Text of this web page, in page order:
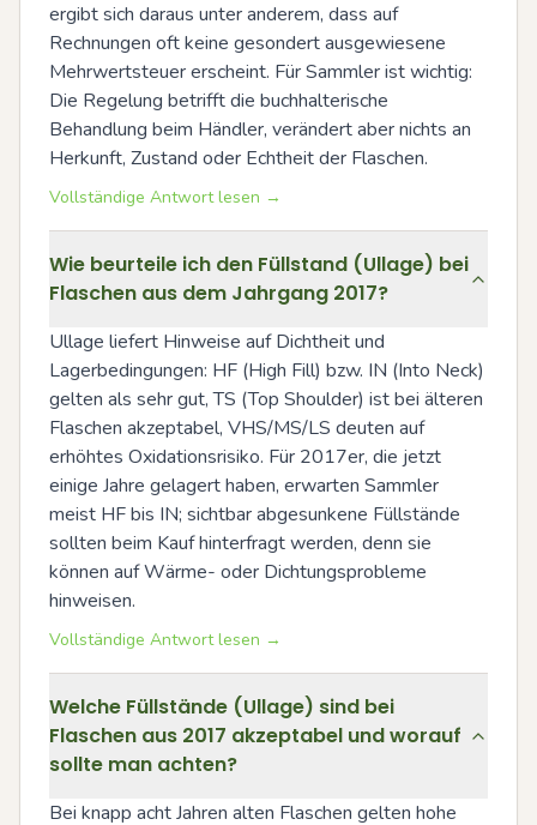
ergibt sich daraus unter anderem, dass auf
Rechnungen oft keine gesondert ausgewiesene
Mehrwertsteuer erscheint. Für Sammler ist wichtig:
Die Regelung betrifft die buchhalterische
Behandlung beim Händler, verändert aber nichts an
Herkunft, Zustand oder Echtheit der Flaschen.
Vollständige Antwort lesen →
Wie beurteile ich den Füllstand (Ullage) bei
Flaschen aus dem Jahrgang 2017?
Ullage liefert Hinweise auf Dichtheit und
Lagerbedingungen: HF (High Fill) bzw. IN (Into Neck)
gelten als sehr gut, TS (Top Shoulder) ist bei älteren
Flaschen akzeptabel, VHS/MS/LS deuten auf
erhöhtes Oxidationsrisiko. Für 2017er, die jetzt
einige Jahre gelagert haben, erwarten Sammler
meist HF bis IN; sichtbar abgesunkene Füllstände
sollten beim Kauf hinterfragt werden, denn sie
können auf Wärme- oder Dichtungsprobleme
hinweisen.
Vollständige Antwort lesen →
Welche Füllstände (Ullage) sind bei
Flaschen aus 2017 akzeptabel und worauf
sollte man achten?
Bei knapp acht Jahren alten Flaschen gelten hohe